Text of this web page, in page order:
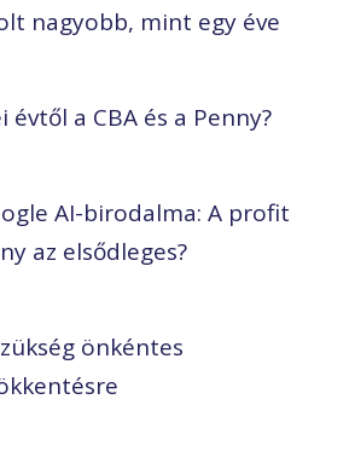
nagyobb, mint egy éve
évtől a CBA és a Penny?
AI-birodalma: A profit
az elsődleges?
önkéntes